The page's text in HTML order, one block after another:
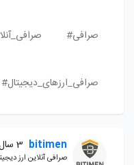
صرافی#
صرافی_ارزهای_دیجیتال#
bitimen 3 سال پیش
صرافی آنلاین ارز